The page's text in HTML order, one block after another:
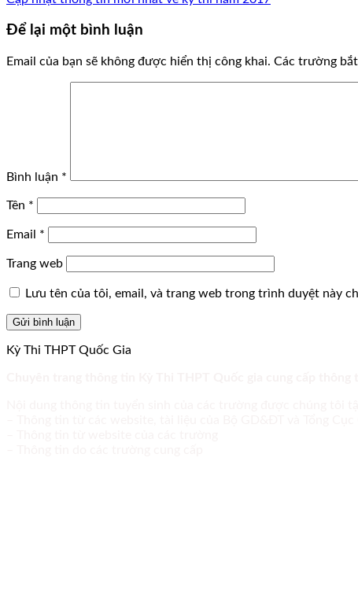
Để lại một bình luận
Email của bạn sẽ không được hiển thị công khai. Các trường
Bình luận *
Tên *
Email *
Trang web
Lưu tên của tôi, email, và trang web trong trình duyệt này
Kỳ Thi THPT Quốc Gia